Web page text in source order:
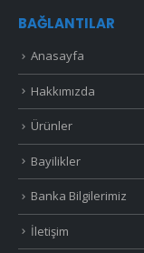
BAĞLANTILAR
Anasayfa
Hakkımızda
Ürünler
Bayilikler
Banka Bilgilerimiz
İletişim